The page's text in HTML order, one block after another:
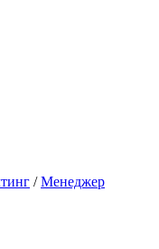
/Менеджер